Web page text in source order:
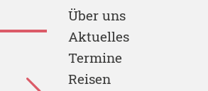
Über uns
Aktuelles
Termine
Reisen